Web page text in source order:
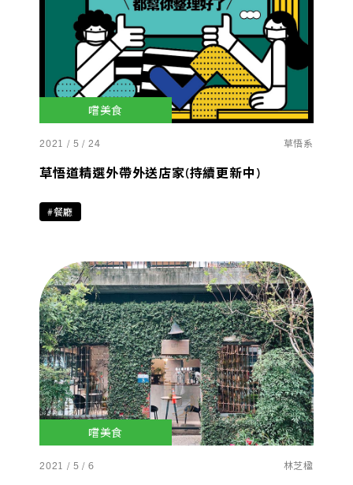
嚐美食
2021 / 5 / 24 草悟系
草悟道精選外帶外送店家(持續更新中)
#餐廳
嚐美食
2021 / 5 / 6 林芝楹